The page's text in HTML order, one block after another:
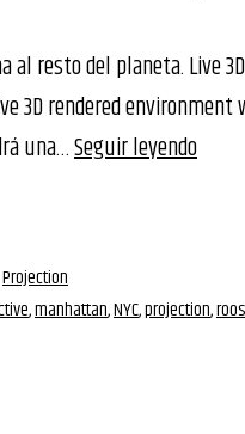
al resto del planeta. Live
3D rendered
una…Seguir leyendoUna
NYC
Projection
,manhattan,NYC,projection,